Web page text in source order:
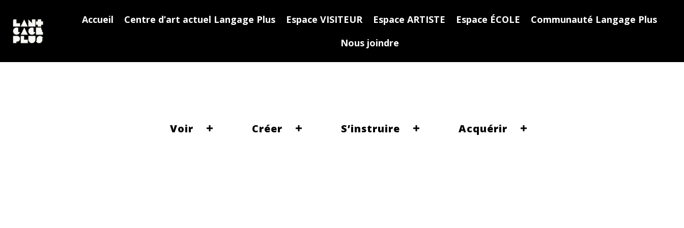
Accueil Centre d’art actuel Langage Plus Espace VISITEUR Espace ARTISTE Espace ÉCOLE
Communauté Langage Plus
Nous joindre
Voir Créer S’instruire Acquérir